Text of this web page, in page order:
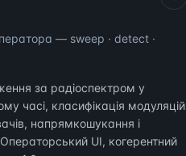
— sweep · detect ·
за радіоспектром у
часі, класифікація модуляцій
напрямкошукання і
UI, когерентний